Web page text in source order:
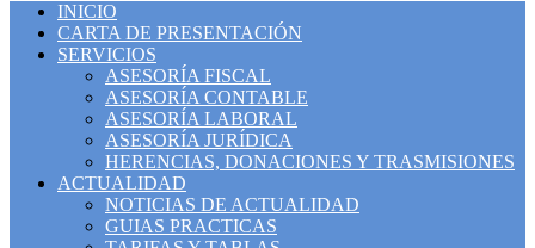
INICIO
CARTA DE PRESENTACIÓN
SERVICIOS
ASESORÍA FISCAL
ASESORÍA CONTABLE
ASESORÍA LABORAL
ASESORÍA JURÍDICA
HERENCIAS, DONACIONES Y TRASMISIONES
ACTUALIDAD
NOTICIAS DE ACTUALIDAD
GUIAS PRACTICAS